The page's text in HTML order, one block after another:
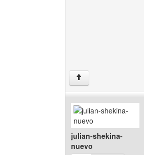
↑
julian-shekina-
nuevo